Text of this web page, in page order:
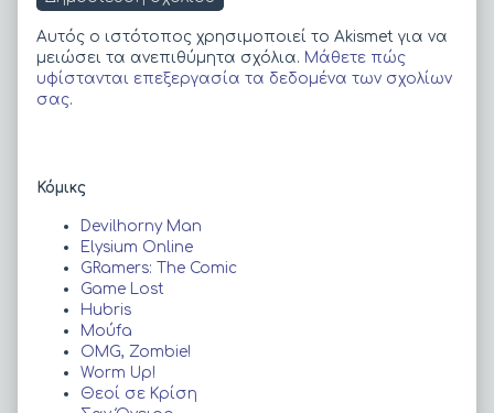
Αυτός ο ιστότοπος χρησιμοποιεί το Akismet για να
μειώσει τα ανεπιθύμητα σχόλια. Μάθετε πώς
υφίστανται επεξεργασία τα δεδομένα των σχολίων
σας.
Primary
Sidebar
Κόμικς
Devilhorny Man
Elysium Online
GRamers: The Comic
Game Lost
Hubris
Moύfa
OMG, Zombie!
Worm Up!
Θεοί σε Κρίση